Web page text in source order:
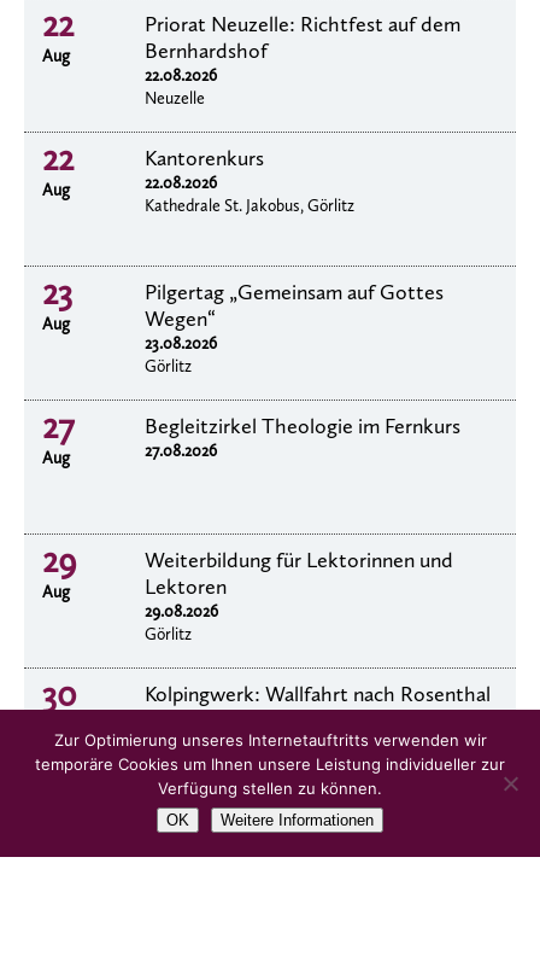
22
Aug
Priorat Neuzelle: Richtfest auf dem
Bernhardshof
22.08.2026
Neuzelle
22
Aug
Kantorenkurs
22.08.2026
Kathedrale St. Jakobus, Görlitz
23
Aug
Pilgertag „Gemeinsam auf Gottes
Wegen“
23.08.2026
Görlitz
27
Aug
Begleitzirkel Theologie im Fernkurs
27.08.2026
29
Aug
Weiterbildung für Lektorinnen und
Lektoren
29.08.2026
Görlitz
30 Kolpingwerk: Wallfahrt nach Rosenthal
alle Veranstaltungen
Zur Optimierung unseres Internetauftritts verwenden wir
temporäre Cookies um Ihnen unsere Leistung individueller zur
Verfügung stellen zu können.
OK Weitere Informationen